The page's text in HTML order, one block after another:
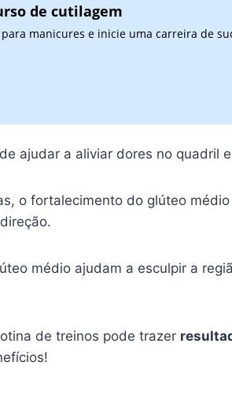
de cutilagem
manicures e inicie uma carreira de
ajudar a aliviar dores no quadril
o fortalecimento do glúteo
médio ajudam a esculpir a
de treinos pode trazer